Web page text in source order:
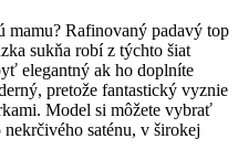
mamu? Rafinovaný padavý top
sukňa robí z týchto šiat
elegantný ak ho doplníte
pretože fantastický vyznie
Model si môžete vybrať
saténu, v širokej